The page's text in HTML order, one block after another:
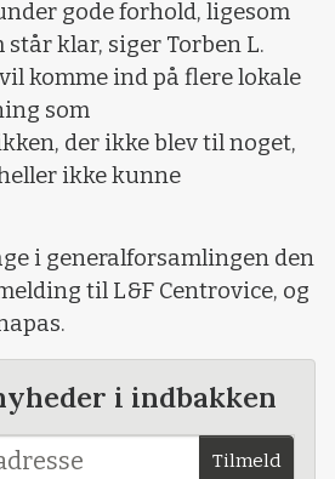
gode forhold, ligesom
står klar, siger Torben L.
komme ind på flere lokale
som
der ikke blev til noget,
ikke kunne
i generalforsamlingen den
til L&F Centrovice, og
i indbakken
Tilmeld